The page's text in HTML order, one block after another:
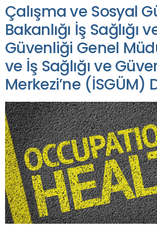
Çalışma ve Sosyal
Bakanlığı İş Sağlığı
Güvenliği Genel
ve İş Sağlığı ve
Merkezi’ne (İSGÜM)